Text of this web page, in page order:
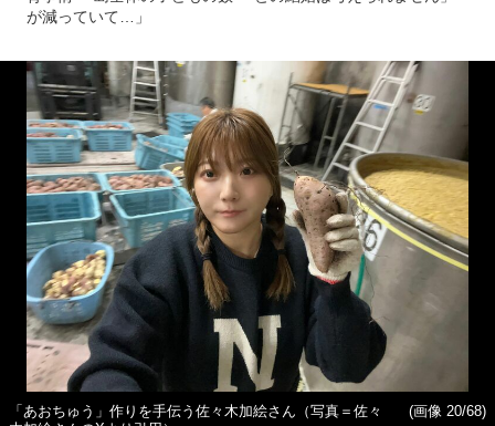
が減っていて…」
「あおちゅう」作りを手伝う佐々木加絵さん（写真＝佐々
(画像 20/68)